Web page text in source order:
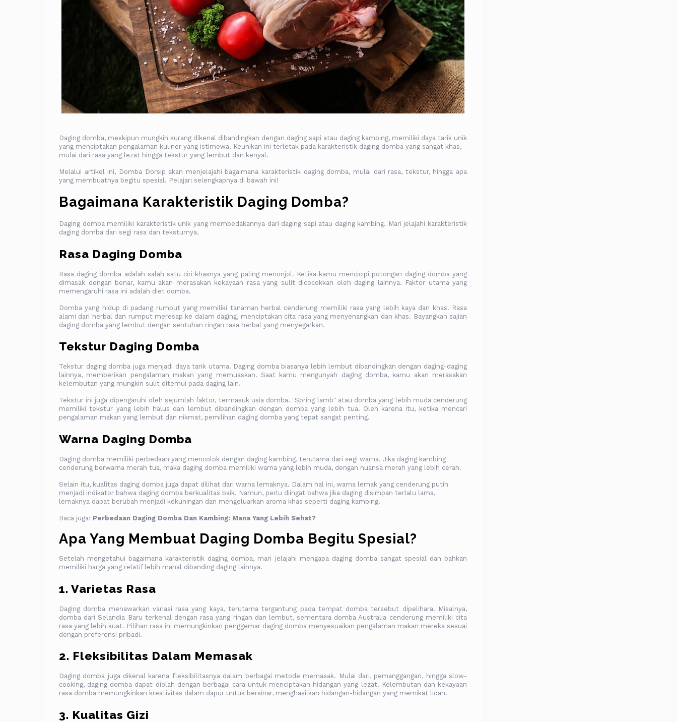
Daging domba, meskipun mungkin kurang dikenal dibandingkan dengan daging sapi atau daging kambing, memiliki daya tarik unik
yang menciptakan pengalaman kuliner yang istimewa. Keunikan ini terletak pada karakteristik daging domba yang sangat khas,
mulai dari rasa yang lezat hingga tekstur yang lembut dan kenyal.
Melalui artikel ini, Domba Dorsip akan menjelajahi bagaimana karakteristik daging domba, mulai dari rasa, tekstur, hingga apa
yang membuatnya begitu spesial. Pelajari selengkapnya di bawah ini!
Bagaimana Karakteristik Daging Domba?
Daging domba memiliki karakteristik unik yang membedakannya dari daging sapi atau daging kambing. Mari jelajahi karakteristik
daging domba dari segi rasa dan teksturnya.
Rasa Daging Domba
Rasa daging domba adalah salah satu ciri khasnya yang paling menonjol. Ketika kamu mencicipi potongan daging domba yang
dimasak dengan benar, kamu akan merasakan kekayaan rasa yang sulit dicocokkan oleh daging lainnya. Faktor utama yang
memengaruhi rasa ini adalah diet domba.
Domba yang hidup di padang rumput yang memiliki tanaman herbal cenderung memiliki rasa yang lebih kaya dan khas. Rasa
alami dari herbal dan rumput meresap ke dalam daging, menciptakan cita rasa yang menyenangkan dan khas. Bayangkan sajian
daging domba yang lembut dengan sentuhan ringan rasa herbal yang menyegarkan.
Tekstur Daging Domba
Tekstur daging domba juga menjadi daya tarik utama. Daging domba biasanya lebih lembut dibandingkan dengan daging-daging
lainnya, memberikan pengalaman makan yang memuaskan. Saat kamu mengunyah daging domba, kamu akan merasakan
kelembutan yang mungkin sulit ditemui pada daging lain.
Tekstur ini juga dipengaruhi oleh sejumlah faktor, termasuk usia domba. "Spring lamb" atau domba yang lebih muda cenderung
memiliki tekstur yang lebih halus dan lembut dibandingkan dengan domba yang lebih tua. Oleh karena itu, ketika mencari
pengalaman makan yang lembut dan nikmat, pemilihan daging domba yang tepat sangat penting.
Warna Daging Domba
Daging domba memiliki perbedaan yang mencolok dengan daging kambing, terutama dari segi warna. Jika daging kambing
cenderung berwarna merah tua, maka daging domba memiliki warna yang lebih muda, dengan nuansa merah yang lebih cerah.
Selain itu, kualitas daging domba juga dapat dilihat dari warna lemaknya. Dalam hal ini, warna lemak yang cenderung putih
menjadi indikator bahwa daging domba berkualitas baik. Namun, perlu diingat bahwa jika daging disimpan terlalu lama,
lemaknya dapat berubah menjadi kekuningan dan mengeluarkan aroma khas seperti daging kambing.
Baca juga: Perbedaan Daging Domba Dan Kambing: Mana Yang Lebih Sehat?
Apa Yang Membuat Daging Domba Begitu Spesial?
Setelah mengetahui bagaimana karakteristik daging domba, mari jelajahi mengapa daging domba sangat spesial dan bahkan
memiliki harga yang relatif lebih mahal dibanding daging lainnya.
1. Varietas Rasa
Daging domba menawarkan variasi rasa yang kaya, terutama tergantung pada tempat domba tersebut dipelihara. Misalnya,
domba dari Selandia Baru terkenal dengan rasa yang ringan dan lembut, sementara domba Australia cenderung memiliki cita
rasa yang lebih kuat. Pilihan rasa ini memungkinkan penggemar daging domba menyesuaikan pengalaman makan mereka sesuai
dengan preferensi pribadi.
2. Fleksibilitas Dalam Memasak
Daging domba juga dikenal karena fleksibilitasnya dalam berbagai metode memasak. Mulai dari, pemanggangan, hingga slow-
cooking, daging domba dapat diolah dengan berbagai cara untuk menciptakan hidangan yang lezat. Kelembutan dan kekayaan
rasa domba memungkinkan kreativitas dalam dapur untuk bersinar, menghasilkan hidangan-hidangan yang memikat lidah.
3. Kualitas Gizi